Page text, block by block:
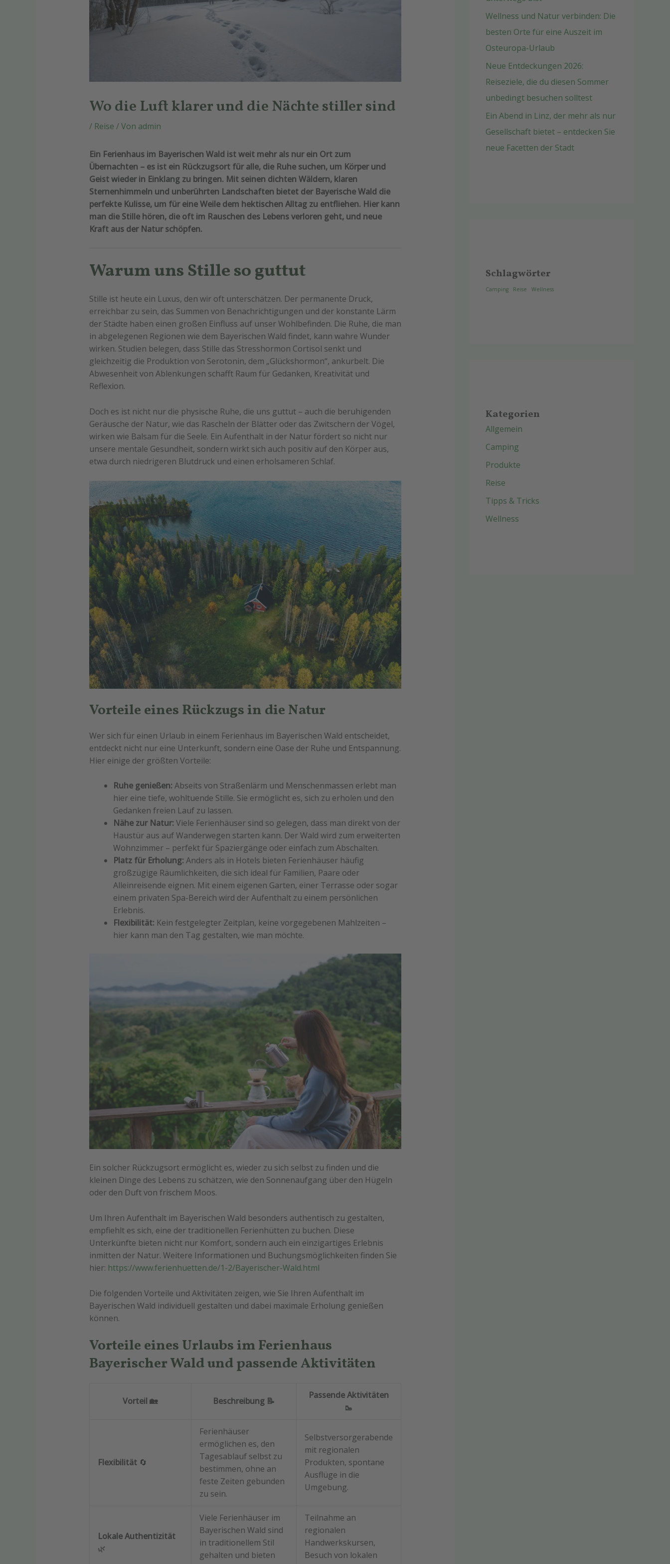
Wo die Luft klarer und die Nächte stiller sind
/ Reise / Von admin
Ein Ferienhaus im Bayerischen Wald ist weit mehr als nur ein Ort zum
Übernachten – es ist ein Rückzugsort für alle, die Ruhe suchen, um Körper und
Geist wieder in Einklang zu bringen. Mit seinen dichten Wäldern, klaren
Sternenhimmeln und unberührten Landschaften bietet der Bayerische Wald die
perfekte Kulisse, um für eine Weile dem hektischen Alltag zu entfliehen. Hier kann
man die Stille hören, die oft im Rauschen des Lebens verloren geht, und neue
Kraft aus der Natur schöpfen.
Warum uns Stille so guttut
Stille ist heute ein Luxus, den wir oft unterschätzen. Der permanente Druck,
erreichbar zu sein, das Summen von Benachrichtigungen und der konstante Lärm
der Städte haben einen großen Einfluss auf unser Wohlbefinden. Die Ruhe, die man
in abgelegenen Regionen wie dem Bayerischen Wald findet, kann wahre Wunder
wirken. Studien belegen, dass Stille das Stresshormon Cortisol senkt und
gleichzeitig die Produktion von Serotonin, dem „Glückshormon“, ankurbelt. Die
Abwesenheit von Ablenkungen schafft Raum für Gedanken, Kreativität und
Reflexion.
Doch es ist nicht nur die physische Ruhe, die uns guttut – auch die beruhigenden
Geräusche der Natur, wie das Rascheln der Blätter oder das Zwitschern der Vögel,
wirken wie Balsam für die Seele. Ein Aufenthalt in der Natur fördert so nicht nur
unsere mentale Gesundheit, sondern wirkt sich auch positiv auf den Körper aus,
etwa durch niedrigeren Blutdruck und einen erholsameren Schlaf.
Vorteile eines Rückzugs in die Natur
Wer sich für einen Urlaub in einem Ferienhaus im Bayerischen Wald entscheidet,
entdeckt nicht nur eine Unterkunft, sondern eine Oase der Ruhe und Entspannung.
Hier einige der größten Vorteile:
Ruhe genießen: Abseits von Straßenlärm und Menschenmassen erlebt man
hier eine tiefe, wohltuende Stille. Sie ermöglicht es, sich zu erholen und den
Gedanken freien Lauf zu lassen.
Nähe zur Natur: Viele Ferienhäuser sind so gelegen, dass man direkt von der
Haustür aus auf Wanderwegen starten kann. Der Wald wird zum erweiterten
Wohnzimmer – perfekt für Spaziergänge oder einfach zum Abschalten.
Platz für Erholung: Anders als in Hotels bieten Ferienhäuser häufig
großzügige Räumlichkeiten, die sich ideal für Familien, Paare oder
Alleinreisende eignen. Mit einem eigenen Garten, einer Terrasse oder sogar
einem privaten Spa-Bereich wird der Aufenthalt zu einem persönlichen
Erlebnis.
Flexibilität: Kein festgelegter Zeitplan, keine vorgegebenen Mahlzeiten –
hier kann man den Tag gestalten, wie man möchte.
Ein solcher Rückzugsort ermöglicht es, wieder zu sich selbst zu finden und die
kleinen Dinge des Lebens zu schätzen, wie den Sonnenaufgang über den Hügeln
oder den Duft von frischem Moos.
Um Ihren Aufenthalt im Bayerischen Wald besonders authentisch zu gestalten,
empfiehlt es sich, eine der traditionellen Ferienhütten zu buchen. Diese
Unterkünfte bieten nicht nur Komfort, sondern auch ein einzigartiges Erlebnis
inmitten der Natur. Weitere Informationen und Buchungsmöglichkeiten finden Sie
hier: https://www.ferienhuetten.de/1-2/Bayerischer-Wald.html
Die folgenden Vorteile und Aktivitäten zeigen, wie Sie Ihren Aufenthalt im
Bayerischen Wald individuell gestalten und dabei maximale Erholung genießen
können.
Vorteile eines Urlaubs im Ferienhaus
Bayerischer Wald und passende Aktivitäten
Vorteil 🏡 Beschreibung📝
Passende Aktivitäten
🥾
Flexibilität🔄
Ferienhäuser
ermöglichen es, den
Tagesablauf selbst zu
bestimmen, ohne an
feste Zeiten gebunden
zu sein.
Selbstversorgerabende
mit regionalen
Produkten, spontane
Ausflüge in die
Umgebung.
Lokale Authentizität
🌿
Viele Ferienhäuser im
Bayerischen Wald sind
in traditionellem Stil
gehalten und bieten
Teilnahme an
regionalen
Handwerkskursen,
Besuch von lokalen
Wellness und Natur verbinden: Die
besten Orte für eine Auszeit im
Osteuropa-Urlaub
Neue Entdeckungen 2026:
Reiseziele, die du diesen Sommer
unbedingt besuchen solltest
Ein Abend in Linz, der mehr als nur
Gesellschaft bietet – entdecken Sie
neue Facetten der Stadt
Schlagwörter
Camping Reise Wellness
Kategorien
Allgemein
Camping
Produkte
Reise
Tipps & Tricks
Wellness